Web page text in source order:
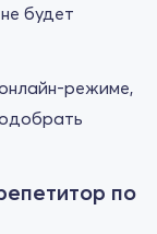
будет
режиме,
по